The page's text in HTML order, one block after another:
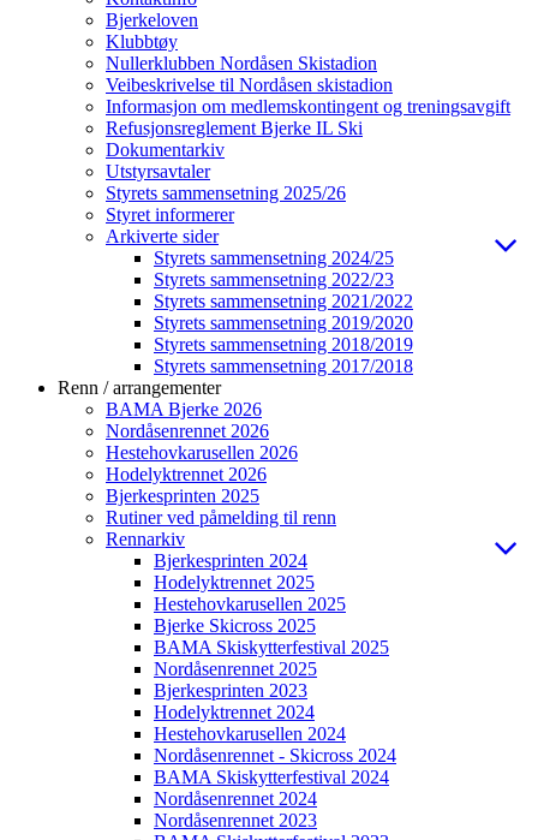
Bjerkeloven
Klubbtøy
Nullerklubben Nordåsen Skistadion
Veibeskrivelse til Nordåsen skistadion
Informasjon om medlemskontingent og treningsavgift
Refusjonsreglement Bjerke IL Ski
Dokumentarkiv
Utstyrsavtaler
Styrets sammensetning 2025/26
Styret informerer
Arkiverte sider
Styrets sammensetning 2024/25
Styrets sammensetning 2022/23
Styrets sammensetning 2021/2022
Styrets sammensetning 2019/2020
Styrets sammensetning 2018/2019
Styrets sammensetning 2017/2018
Renn / arrangementer
BAMA Bjerke 2026
Nordåsenrennet 2026
Hestehovkarusellen 2026
Hodelyktrennet 2026
Bjerkesprinten 2025
Rutiner ved påmelding til renn
Rennarkiv
Bjerkesprinten 2024
Hodelyktrennet 2025
Hestehovkarusellen 2025
Bjerke Skicross 2025
BAMA Skiskytterfestival 2025
Nordåsenrennet 2025
Bjerkesprinten 2023
Hodelyktrennet 2024
Hestehovkarusellen 2024
Nordåsenrennet - Skicross 2024
BAMA Skiskytterfestival 2024
Nordåsenrennet 2024
Nordåsenrennet 2023